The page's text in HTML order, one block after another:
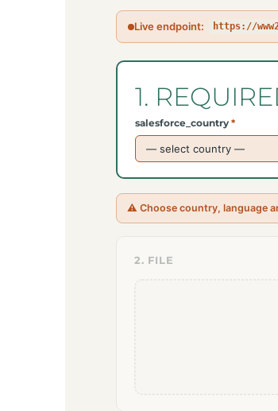
Live endpoint: https://
1.
salesforce_country *
⚠ Choose country, language
2. FILE